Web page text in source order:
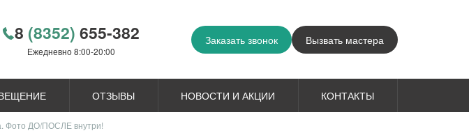
8 (8352) 655-382
Ежедневно 8:00-20:00
Заказать звонок Вызвать мастера
ОТЗЫВЫ НОВОСТИ И АКЦИИ КОНТАКТЫ
Фото ДО/ПОСЛЕ внутри!